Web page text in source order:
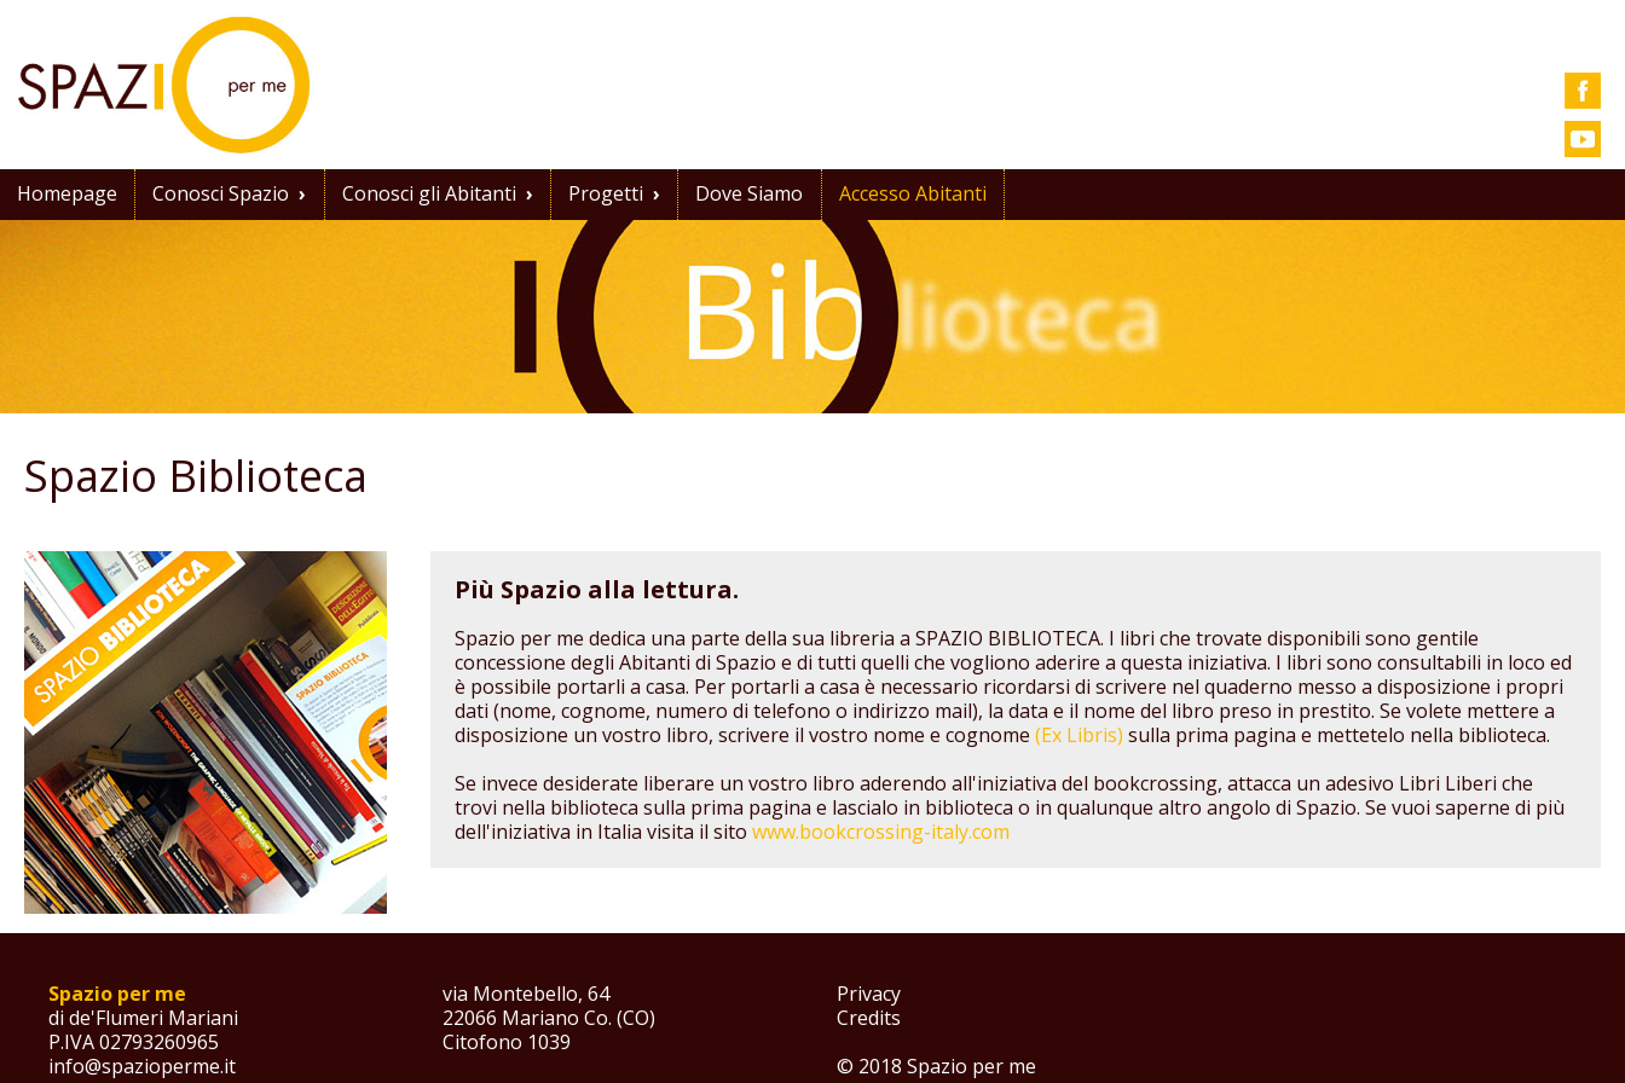
Homepage Conosci Spazio› Conosci gli Abitanti › Progetti › Dove Siamo Accesso Abitanti
Spazio Biblioteca
Più Spazio alla lettura.
Spazio per me dedica una parte della sua libreria a SPAZIO BIBLIOTECA. I libri che trovate disponibili sono gentile
concessione degli Abitanti di Spazio e di tutti quelli che vogliono aderire a questa iniziativa. I libri sono consultabili in loco ed
è possibile portarli a casa. Per portarli a casa è necessario ricordarsi di scrivere nel quaderno messo a disposizione i propri
dati (nome, cognome, numero di telefono o indirizzo mail), la data e il nome del libro preso in prestito. Se volete mettere a
disposizione un vostro libro, scrivere il vostro nome e cognome (Ex Libris) sulla prima pagina e mettetelo nella biblioteca.
Se invece desiderate liberare un vostro libro aderendo all'iniziativa del bookcrossing, attacca un adesivo Libri Liberi che
trovi nella biblioteca sulla prima pagina e lascialo in biblioteca o in qualunque altro angolo di Spazio. Se vuoi saperne di più
dell'iniziativa in Italia visita il sito www.bookcrossing-italy.com
Spazio per me
di de'Flumeri Mariani
P.IVA 02793260965
info@spazioperme.it
via Montebello, 64
22066 Mariano Co. (CO)
Citofono 1039
Privacy
Credits
© 2018 Spazio per me